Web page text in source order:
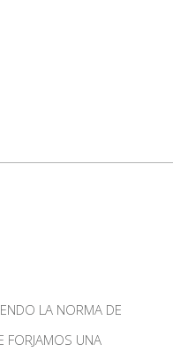
LA NORMA DE
FORJAMOS UNA